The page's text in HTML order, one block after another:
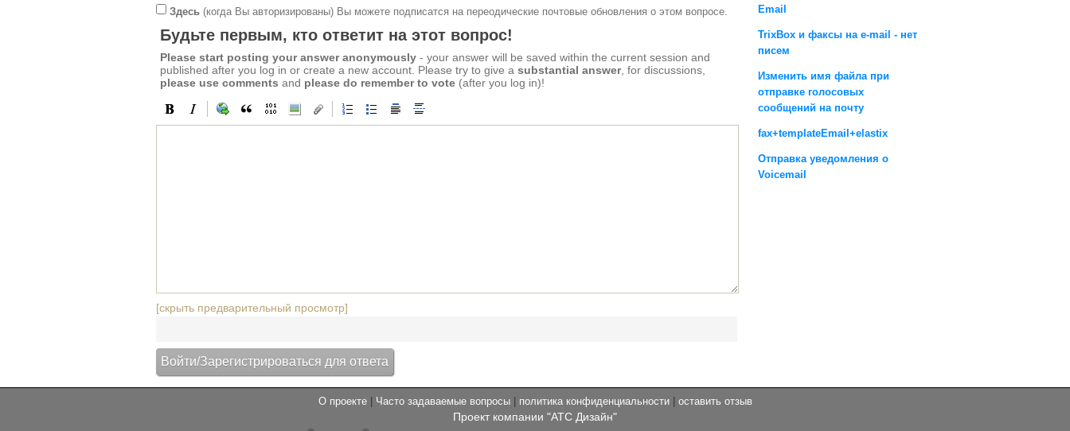
Здесь (когда Вы авторизированы) Вы можете подписатся на переодические почтовые обновления о этом вопросе.
Будьте первым, кто ответит на этот вопрос!
Please start posting your answer anonymously - your answer will be saved within the current session and
published after you log in or create a new account. Please try to give a substantial answer, for discussions,
please use comments and please do remember to vote (after you log in)!
[скрыть предварительный просмотр]
Email
TrixBox и факсы на e-mail - нет
писем
Изменить имя файла при
отправке голосовых
сообщений на почту
fax+templateEmail+elastix
Отправка уведомления о
Voicemail
О проекте Часто задаваемые вопросы политика конфиденциальности оставить отзыв
Проект компании "АТС Дизайн"